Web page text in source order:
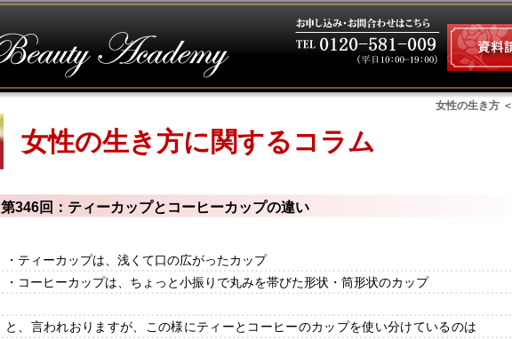
女性の生き方 ＜
女性の生き方に関するコラム
第346回：ティーカップとコーヒーカップの違い
・ティーカップは、浅くて口の広がったカップ
・コーヒーカップは、ちょっと小振りで丸みを帯びた形状・筒形状のカップ
と、言われおりますが、この様にティーとコーヒーのカップを使い分けているのは